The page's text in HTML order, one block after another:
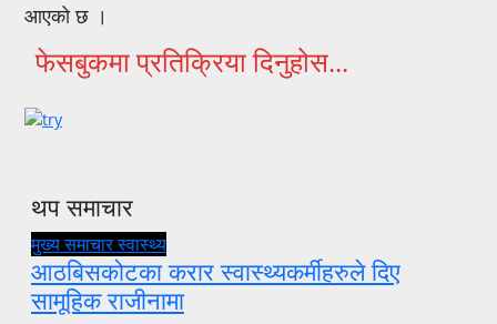
आएको छ ।
फेसबुकमा प्रतिक्रिया दिनुहोस...
थप समाचार
मुख्य समाचारस्वास्थ्य
आठबिसकोटका करार स्वास्थ्यकर्मीहरुले दिए
सामूहिक राजीनामा